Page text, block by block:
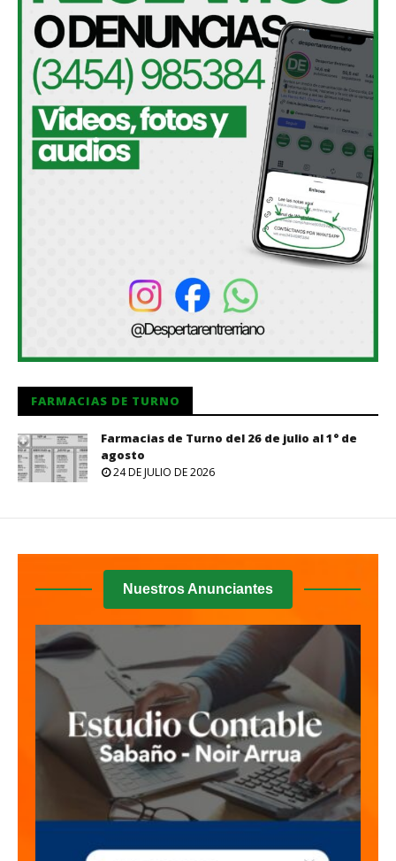
FARMACIAS DE TURNO
Farmacias de Turno del 26 de julio al 1° de
agosto
24 DE JULIO DE 2026
Nuestros Anunciantes